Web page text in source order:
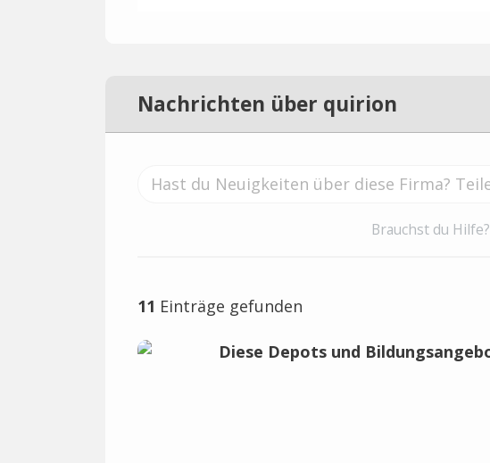
Nachrichten über quirion
Brauchst du Hilfe?
11 Einträge gefunden